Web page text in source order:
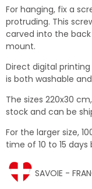
For hanging, fix a
protruding. This
carved into the
mount.
Direct digital
is both washable
The sizes 220x30
stock and can be
For the larger size,
time of 10 to 15
SAVOIE -